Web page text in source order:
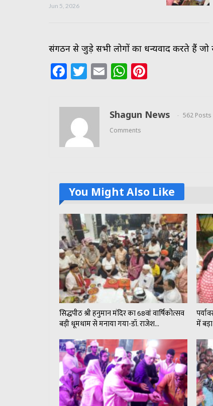
Jun 5, 2026
संगठन से जुड़े सभी लोगों का धन्यवाद करते हैं जो
Facebook
Twitter
EmailWhatsApp
Shagun News 562 Posts
Comments
You Might Also Like
सिद्धपीठ श्री हनुमान मंदिर का 68वां वार्षिकोत्सव
बड़ी धूमधाम से मनाया गया-डॉ. राजेश…
में